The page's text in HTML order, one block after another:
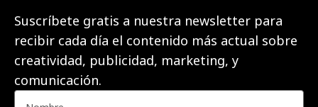
Suscríbete gratis a nuestra newsletter para
recibir cada día el contenido más actual sobre
creatividad, publicidad, marketing, y
comunicación.